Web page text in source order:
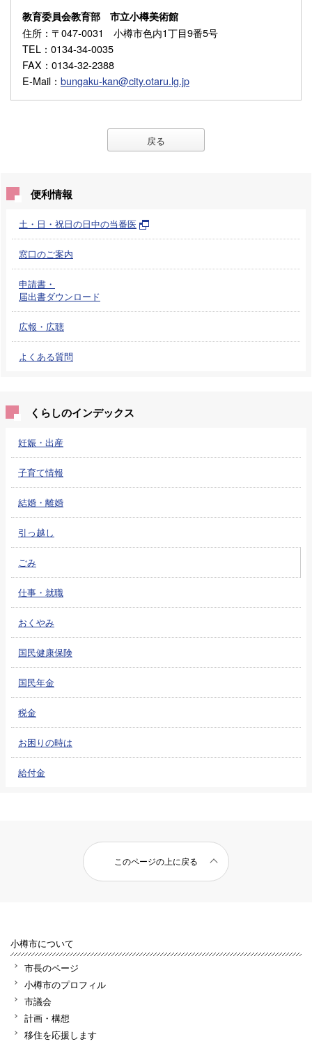
教育委員会教育部 市立小樽美術館
住所 ：〒047-0031 小樽市色内1丁目9番5号
TEL ：0134-34-0035
FAX ：0134-32-2388
E-Mail ： bungaku-kan@city.otaru.lg.jp
戻る
便利情報
土・日・祝日の日中の当番医
窓口のご案内
申請書・
届出書ダウンロード
広報・広聴
よくある質問
くらしのインデックス
妊娠・出産
子育て情報
結婚・離婚
引っ越し
ごみ
仕事・就職
おくやみ
国民健康保険
国民年金
税金
お困りの時は
給付金
このページの上に戻る
小樽市について
市長のページ
小樽市のプロフィル
市議会
計画・構想
移住を応援します